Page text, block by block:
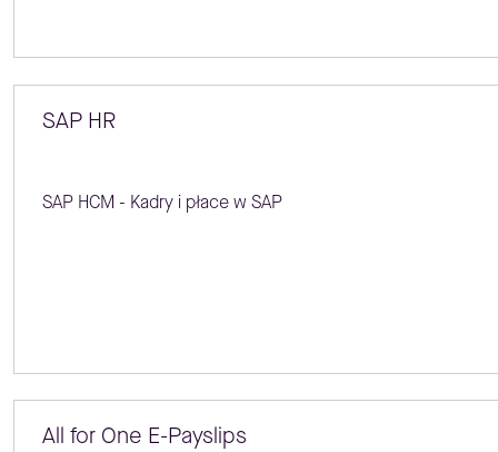
SAP HR
SAP HCM - Kadry i płace w SAP
All for One E-Payslips